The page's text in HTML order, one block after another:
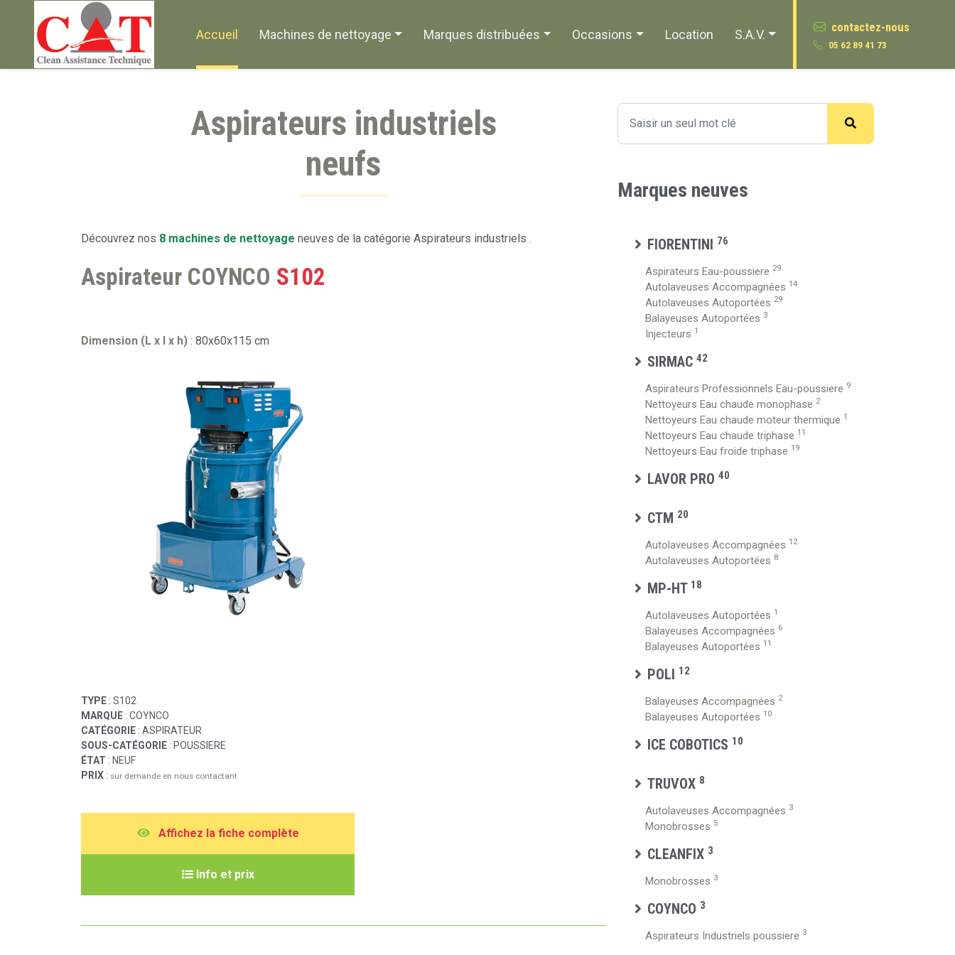
Accueil Machines de nettoyage Marques distribuées Occasions Location S.A.V. contactez-nous
05 62 89 41 73
Aspirateurs industriels
neufs
Découvrez nos 8 machines de nettoyage neuves de la catégorie Aspirateurs industriels .
Aspirateur COYNCO S102
Dimension (L x l x h) : 80x60x115 cm
TYPE : S102
MARQUE : COYNCO
CATÉGORIE : ASPIRATEUR
SOUS-CATÉGORIE : POUSSIERE
ÉTAT : NEUF
PRIX : sur demande en nous contactant
Affichez la fiche complète
I nfo et prix
Marques neuves
FIORENTINI 76
Aspirateurs Eau-poussiere 29
Autolaveuses Accompagnées 14
Autolaveuses Autoportées 29
Balayeuses Autoportées 3
Injecteurs 1
SIRMAC 42
Aspirateurs Professionnels Eau-poussiere 9
Nettoyeurs Eau chaude monophase 2
Nettoyeurs Eau chaude moteur thermique 1
Nettoyeurs Eau chaude triphase 11
Nettoyeurs Eau froide triphase 19
LAVOR PRO 40
CTM 20
Autolaveuses Accompagnées 12
Autolaveuses Autoportées 8
MP-HT 18
Autolaveuses Autoportées 1
Balayeuses Accompagnées 6
Balayeuses Autoportées 11
POLI 12
Balayeuses Accompagnées 2
Balayeuses Autoportées 10
ICE COBOTICS 10
TRUVOX 8
Autolaveuses Accompagnées 3
Monobrosses 5
CLEANFIX 3
Monobrosses 3
COYNCO 3
Aspirateurs Industriels poussiere 3